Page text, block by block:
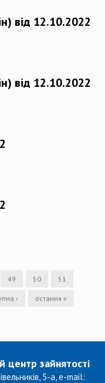
від 12.10.2022
від 12.10.2022
49 50 51
› остання »
центр зайнятості
5-а, e-mail: